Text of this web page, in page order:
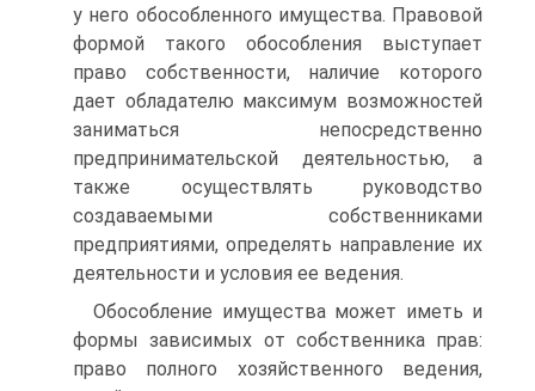
у него обособленного имущества. Правовой
формой такого обособления выступает
право собственности, наличие которого
дает обладателю максимум возможностей
заниматься непосредственно
предпринимательской деятельностью, а
также осуществлять руководство
создаваемыми собственниками
предприятиями, определять направление их
деятельности и условия ее ведения.
Обособление имущества может иметь и
формы зависимых от собственника прав:
право полного хозяйственного ведения,